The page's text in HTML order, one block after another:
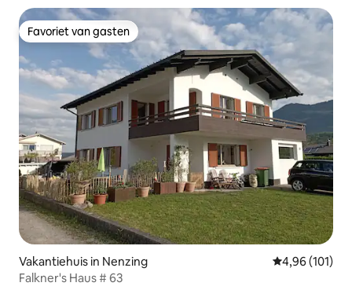
Favoriet van gasten
Favoriet van gasten
Vakantiehuis in Nenzing Gemiddelde
4,96 (101)
Falkner's Haus # 63